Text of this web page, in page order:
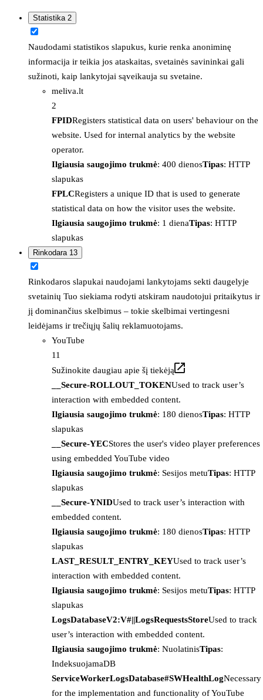
Statistika 2
Naudodami statistikos slapukus, kurie renka anoniminę
informacija ir teikia jos ataskaitas, svetainės savininkai gali
sužinoti, kaip lankytojai sąveikauja su svetaine.
meliva.lt
2
FPIDRegisters statistical data on users' behaviour on the
website. Used for internal analytics by the website
operator.
Ilgiausia saugojimo trukmė: 400 dienosTipas: HTTP
slapukas
FPLCRegisters a unique ID that is used to generate
statistical data on how the visitor uses the website.
Ilgiausia saugojimo trukmė: 1 dienaTipas: HTTP
slapukas
Rinkodara 13
Rinkodaros slapukai naudojami lankytojams sekti daugelyje
svetainių Tuo siekiama rodyti atskiram naudotojui pritaikytus ir
jį dominančius skelbimus – tokie skelbimai vertingesni
leidėjams ir trečiųjų šalių reklamuotojams.
YouTube
11
Sužinokite daugiau apie šį tiekėją
__Secure-ROLLOUT_TOKENUsed to track user’s
interaction with embedded content.
Ilgiausia saugojimo trukmė: 180 dienosTipas: HTTP
slapukas
__Secure-YECStores the user's video player preferences
using embedded YouTube video
Ilgiausia saugojimo trukmė: Sesijos metuTipas: HTTP
slapukas
__Secure-YNIDUsed to track user’s interaction with
embedded content.
Ilgiausia saugojimo trukmė: 180 dienosTipas: HTTP
slapukas
LAST_RESULT_ENTRY_KEYUsed to track user’s
interaction with embedded content.
Ilgiausia saugojimo trukmė: Sesijos metuTipas: HTTP
slapukas
LogsDatabaseV2:V#||LogsRequestsStoreUsed to track
user’s interaction with embedded content.
Ilgiausia saugojimo trukmė: NuolatinisTipas:
IndeksuojamaDB
ServiceWorkerLogsDatabase#SWHealthLogNecessary
for the implementation and functionality of YouTube